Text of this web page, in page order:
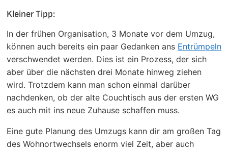
Kleiner Tipp:
In der frühen Organisation, 3 Monate vor dem Umzug,
können auch bereits ein paar Gedanken ans Entrümpeln
verschwendet werden. Dies ist ein Prozess, der sich
aber über die nächsten drei Monate hinweg ziehen
wird. Trotzdem kann man schon einmal darüber
nachdenken, ob der alte Couchtisch aus der ersten WG
es auch mit ins neue Zuhause schaffen muss.
Eine gute Planung des Umzugs kann dir am großen Tag
des Wohnortwechsels enorm viel Zeit, aber auch